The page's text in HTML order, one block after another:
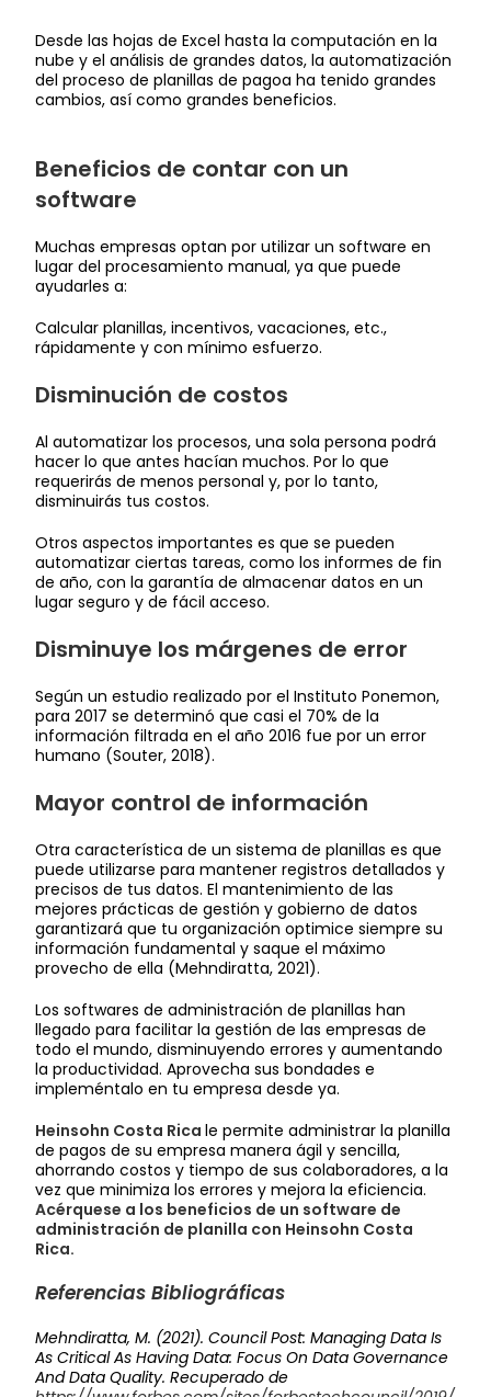
Desde las hojas de Excel hasta la computación en la
nube y el análisis de grandes datos, la automatización
del proceso de planillas de pagoa ha tenido grandes
cambios, así como grandes beneficios.
Beneficios de contar con un
software
Muchas empresas optan por utilizar un software en
lugar del procesamiento manual, ya que puede
ayudarles a:
Calcular planillas, incentivos, vacaciones, etc.,
rápidamente y con mínimo esfuerzo.
Disminución de costos
Al automatizar los procesos, una sola persona podrá
hacer lo que antes hacían muchos. Por lo que
requerirás de menos personal y, por lo tanto,
disminuirás tus costos.
Otros aspectos importantes es que se pueden
automatizar ciertas tareas, como los informes de fin
de año, con la garantía de almacenar datos en un
lugar seguro y de fácil acceso.
Disminuye los márgenes de error
Según un estudio realizado por el Instituto Ponemon,
para 2017 se determinó que casi el 70% de la
información filtrada en el año 2016 fue por un error
humano (Souter, 2018).
Mayor control de información
Otra característica de un sistema de planillas es que
puede utilizarse para mantener registros detallados y
precisos de tus datos. El mantenimiento de las
mejores prácticas de gestión y gobierno de datos
garantizará que tu organización optimice siempre su
información fundamental y saque el máximo
provecho de ella (Mehndiratta, 2021).
Los softwares de administración de planillas han
llegado para facilitar la gestión de las empresas de
todo el mundo, disminuyendo errores y aumentando
la productividad. Aprovecha sus bondades e
impleméntalo en tu empresa desde ya.
Heinsohn Costa Rica le permite administrar la planilla
de pagos de su empresa manera ágil y sencilla,
ahorrando costos y tiempo de sus colaboradores, a la
vez que minimiza los errores y mejora la eficiencia.
Acérquese a los beneficios de un software de
administración de planilla con Heinsohn Costa
Rica.
Referencias Bibliográficas
Mehndiratta, M. (2021). Council Post: Managing Data Is
As Critical As Having Data: Focus On Data Governance
And Data Quality. Recuperado de